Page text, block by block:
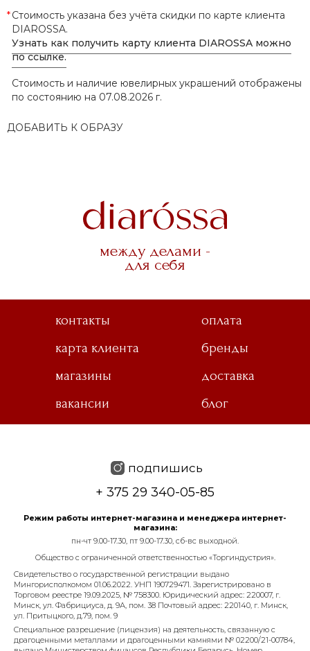
*Стоимость указана без учёта скидки по карте клиента
DIAROSSA.
Узнать как получить карту клиента DIAROSSA можно
по ссылке.
Стоимость и наличие ювелирных украшений отображены
по состоянию на 07.08.2026 г.
ДОБАВИТЬ К ОБРАЗУ
между делами -
для себя
контакты
оплата
карта клиента
бренды
магазины
доставка
вакансии
блог
подпишись
+ 375 29 340-05-85
Режим работы интернет-магазина и менеджера интернет-
магазина:
пн-чт 9.00-17.30, пт 9.00-17.30, сб-вс выходной.
Общество с ограниченной ответственностью «Торгиндустрия».
Свидетельство о государственной регистрации выдано
Мингорисполкомом 01.06.2022. УНП 190729471. Зарегистрировано в
Торговом реестре 19.09.2025, № 758300. Юридический адрес: 220007, г.
Минск, ул. Фабрициуса, д. 9А, пом. 38 Почтовый адрес: 220140, г. Минск,
ул. Притыцкого, д.79, пом. 9
Специальное разрешение (лицензия) на деятельность, связанную с
драгоценными металлами и драгоценными камнями № 02200/21-00784,